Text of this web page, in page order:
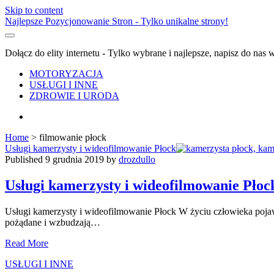
Skip to content
Najlepsze Pozycjonowanie Stron - Tylko unikalne strony!
Dołącz do elity internetu - Tylko wybrane i najlepsze, napisz do nas
MOTORYZACJA
USŁUGI I INNE
ZDROWIE I URODA
Home > filmowanie płock
Tag:
<span>filmowanie
płock</span>
Usługi kamerzysty i wideofilmowanie Płock
Published 9 grudnia 2019 by drozdullo
Usługi kamerzysty i wideofilmowanie
Usługi kamerzysty i wideofilmowanie Płock W życiu człowieka
pożądane i wzbudzają…
Read MoreUsługi
i
USŁUGI I INNE